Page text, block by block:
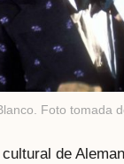
Foto tomada
de